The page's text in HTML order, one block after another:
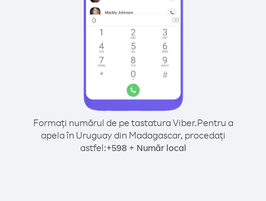
Formați numărul de pe tastatura Viber.Pentru a
apela în Uruguay din Madagascar, procedați
astfel:+598 + Număr local